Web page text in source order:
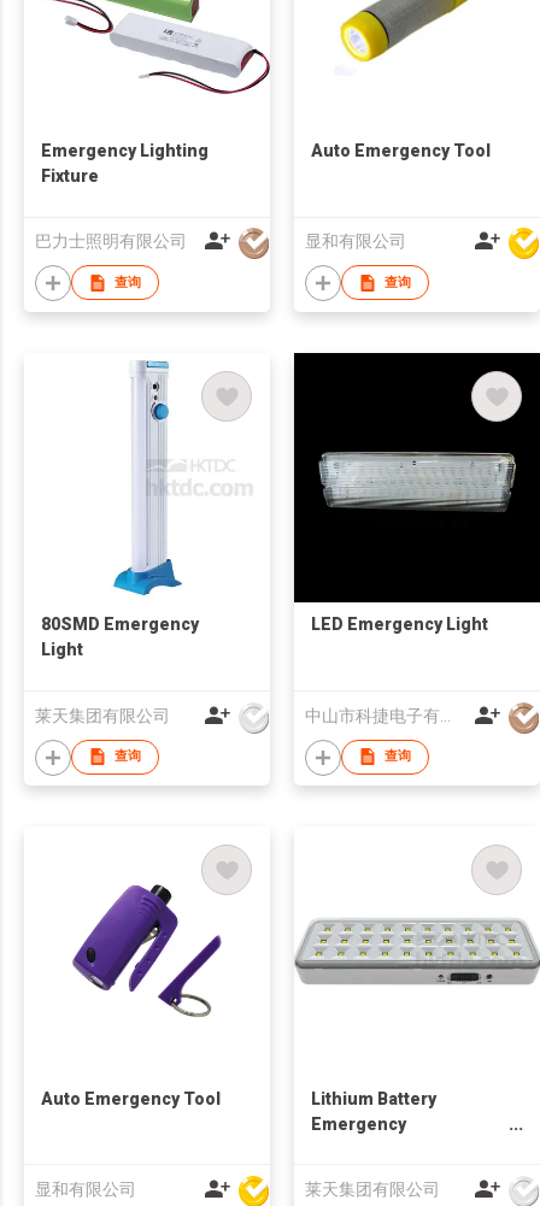
Emergency Lighting
Fixture
巴力士照明有限公司
查询
Auto Emergency Tool
显和有限公司
查询
80SMD Emergency
Light
莱天集团有限公司
查询
LED Emergency Light
查询
Auto Emergency Tool
显和有限公司
Lithium Battery
Emergency
莱天集团有限公司